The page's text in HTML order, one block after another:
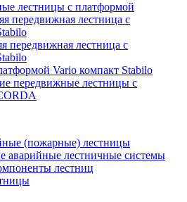
лестницы с платформой
передвижная лестница с
передвижная лестница с
Vario компакт Stabilo
передвижные лестницы с
(пожарные) лестницы
аварийные лестничные системы
лестниц